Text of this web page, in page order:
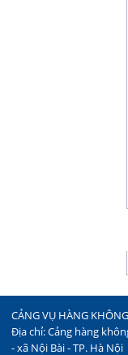
CẢNG VỤ HÀNG
Địa chỉ: Cảng hàng
- xã Nội Bài - TP. Hà Nội